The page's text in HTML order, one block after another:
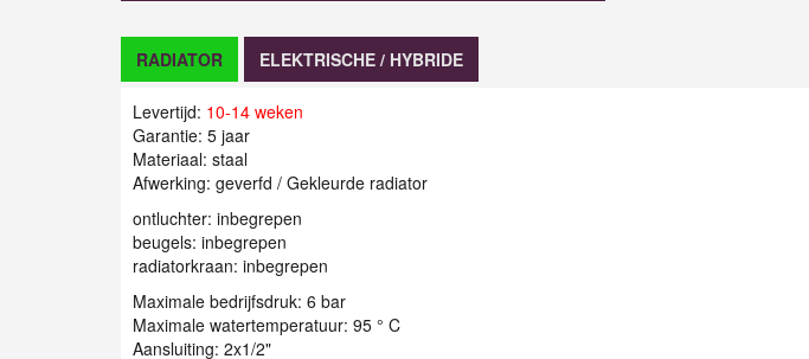
RADIATOR ELEKTRISCHE / HYBRIDE
Levertijd: 10-14 weken
Garantie: 5 jaar
Materiaal: staal
Afwerking: geverfd / Gekleurde radiator
ontluchter: inbegrepen
beugels: inbegrepen
radiatorkraan: inbegrepen
Maximale bedrijfsdruk: 6 bar
Maximale watertemperatuur: 95 ° C
Aansluiting: 2x1/2"